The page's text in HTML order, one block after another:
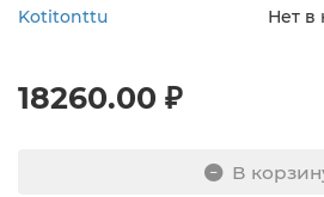
Kotitonttu Нет в
18260.00 ₽
В